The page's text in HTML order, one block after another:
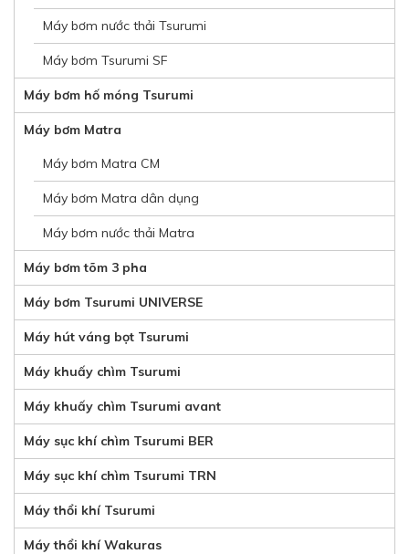
Máy bơm nước thải Tsurumi
Máy bơm Tsurumi SF
Máy bơm hố móng Tsurumi
Máy bơm Matra
Máy bơm Matra CM
Máy bơm Matra dân dụng
Máy bơm nước thải Matra
Máy bơm tõm 3 pha
Máy bơm Tsurumi UNIVERSE
Máy hút váng bọt Tsurumi
Máy khuấy chìm Tsurumi
Máy khuấy chìm Tsurumi avant
Máy sục khí chìm Tsurumi BER
Máy sục khí chìm Tsurumi TRN
Máy thổi khí Tsurumi
Máy thổi khí Wakuras